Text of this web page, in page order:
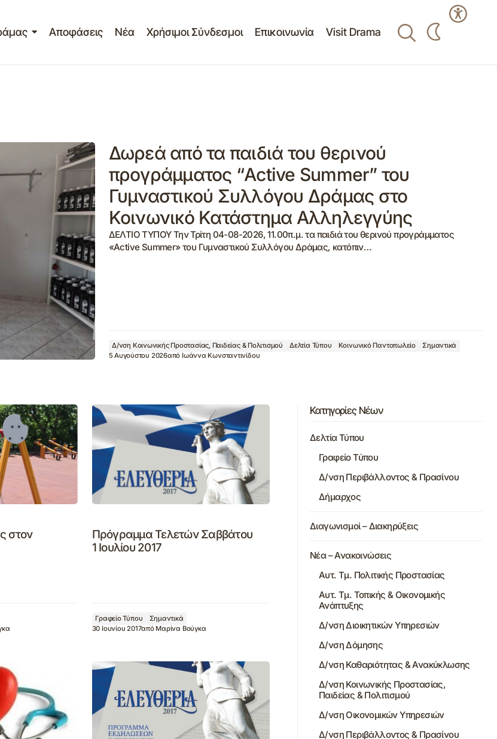
Αποφάσεις Νέα Χρήσιμοι Σύνδεσμοι Επικοινωνία Visit Drama
Δωρεά από τα παιδιά του θερινού
προγράμματος “Active Summer” του
Γυμναστικού Συλλόγου Δράμας στο
Κοινωνικό Κατάστημα Αλληλεγγύης
ΔΕΛΤΙΟ ΤΥΠΟΥ Την Τρίτη 04-08-2026, 11.00π.μ. τα παιδιά του θερινού προγράμματος
«Active Summer» του Γυμναστικού Συλλόγου Δράμας, κατόπιν…
Δ/νση Κοινωνικής Προστασίας, Παιδείας & Πολιτισμού Δελτία Τύπου Κοινωνικό Παντοπωλείο
Σημαντικά
5 Αυγούστου 2026από Ιωάννα Κωνσταντινίδου
στον
Πρόγραμμα Τελετών Σαββάτου
1 Ιουλίου 2017
Γραφείο Τύπου
Σημαντικά
30 Ιουνίου 2017από Μαρίνα Βούγκα
Κατηγορίες Νέων
Δελτία Τύπου
Γραφείο Τύπου
Δ/νση Περιβάλλοντος & Πρασίνου
Δήμαρχος
Διαγωνισμοί – Διακηρύξεις
Νέα – Ανακοινώσεις
Αυτ. Τμ. Πολιτικής Προστασίας
Αυτ. Τμ. Τοπικής & Οικονομικής
Ανάπτυξης
Δ/νση Διοικητικών Υπηρεσιών
Δ/νση Δόμησης
Δ/νση Καθαριότητας & Ανακύκλωσης
Δ/νση Κοινωνικής Προστασίας,
Παιδείας & Πολιτισμού
Δ/νση Οικονομικών Υπηρεσιών
Δ/νση Περιβάλλοντος & Πρασίνου